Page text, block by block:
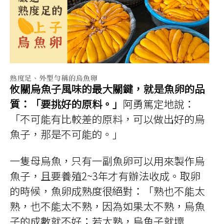
熟度足、外型勻稱的烏魚卵
攸關烏魚子風味的最大關鍵，就是魚卵的品
質：「要挑好的原料。」 阿勇篤定地說：
「不可能有比較差的原料，可以做出好的烏
魚子，那是不可能的。」
一隻母烏魚，只有一副魚卵可以用來製作烏
魚子，且要養殖2~3年才有辦法收成。取卵
的時候，魚卵成熟度很絕對：「熟也不能太
熟，也不能太不熟，因為如果太不熟，烏魚
子的成數就不好；若太熟，烏魚子就壞